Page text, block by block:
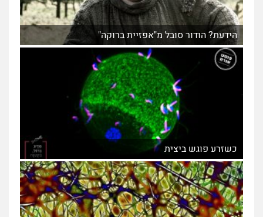
הידעת? הודור סובל מ"אפזיית ברוקה"
כשזרע פוגש ביצית